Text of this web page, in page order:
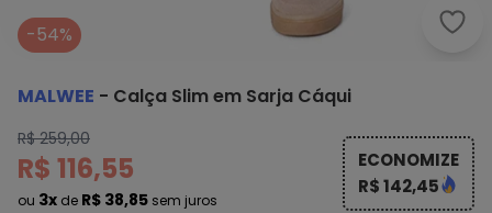
-54%
MALWEE - Calça Slim em Sarja Cáqui
R$ 259,00
R$ 116,55
ou 3x de R$ 38,85 sem juros
ECONOMIZE
R$ 142,45